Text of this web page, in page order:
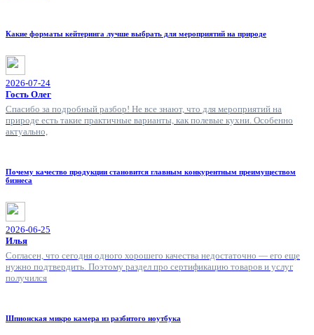
Какие форматы кейтеринга лучше выбрать для мероприятий на природе
2026-07-24
Гость Олег
Спасибо за подробный разбор! Не все знают, что для мероприятий на
природе есть такие практичные варианты, как полевые кухни. Особенно
актуально,
Почему качество продукции становится главным конкурентным преимуществом
бизнеса
2026-06-25
Илья
Согласен, что сегодня одного хорошего качества недостаточно — его еще
нужно подтвердить. Поэтому раздел про сертификацию товаров и услуг
получился
Шпионская микро камера из разбитого ноутбука